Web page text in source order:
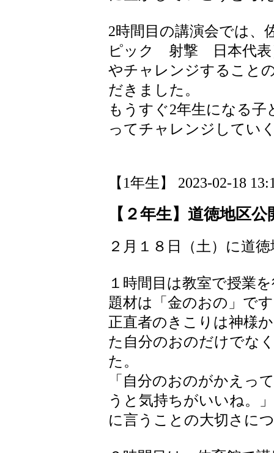
2時間目の講演会では、
ピック 射撃 日本代表
やチャレンジすること
だきました。
もうすぐ2年生になる
ってチャレンジしてい
【1年生】 2023-02-18
【２年生】道徳地区公
２月１８日（土）に道
１時間目は教室で授業
題材は「金のおの」で
正直者のきこりは神様
た自分のおのだけでな
た。
「自分のおのがかえっ
うと気持ちがいいね。
に言うことの大切さに